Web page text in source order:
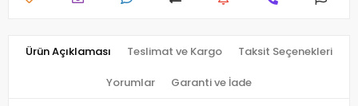
Ürün Açıklaması Teslimat ve Kargo Taksit Seçenekleri
Yorumlar Garanti ve İade